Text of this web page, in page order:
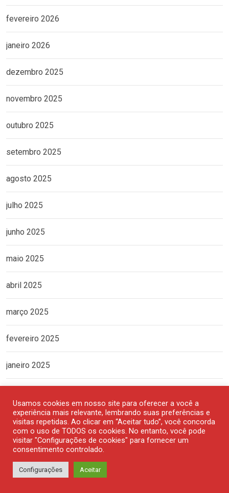
fevereiro 2026
janeiro 2026
dezembro 2025
novembro 2025
outubro 2025
setembro 2025
agosto 2025
julho 2025
junho 2025
maio 2025
abril 2025
março 2025
fevereiro 2025
janeiro 2025
novembro 2024
outubro 2024
setembro 2024
Usamos cookies em nosso site para oferecer a você a
experiência mais relevante, lembrando suas preferências e
visitas repetidas. Ao clicar em “Aceitar tudo”, você concorda
com o uso de TODOS os cookies. No entanto, você pode
visitar "Configurações de cookies" para fornecer um
consentimento controlado.
Configurações Aceitar